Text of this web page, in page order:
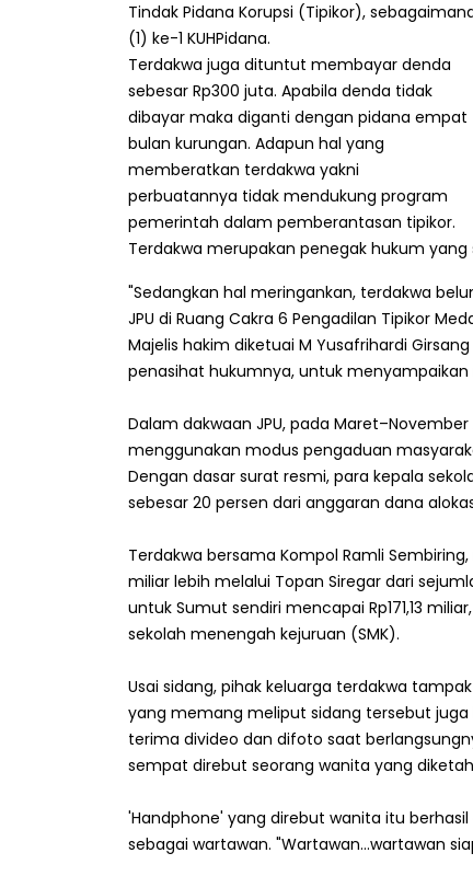
Tindak Pidana Korupsi (Tipikor),
(1) ke-1 KUHPidana.
Terdakwa juga dituntut membayar denda
sebesar Rp300 juta. Apabila denda tidak
dibayar maka diganti dengan pidana empat
bulan kurungan. Adapun hal yang
memberatkan terdakwa yakni
perbuatannya tidak mendukung program
pemerintah dalam pemberantasan tipikor.
Terdakwa merupakan penegak hukum
"Sedangkan hal meringankan, terdakwa
JPU di Ruang Cakra 6 Pengadilan Tipikor
Majelis hakim diketuai M Yusafrihardi
penasihat hukumnya, untuk
Dalam dakwaan JPU, pada
menggunakan modus pengaduan
Dengan dasar surat resmi, para kepala
sebesar 20 persen dari anggaran dana
Terdakwa bersama Kompol Ramli
miliar lebih melalui Topan Siregar dari
untuk Sumut sendiri mencapai Rp171,13
sekolah menengah kejuruan (SMK).
Usai sidang, pihak keluarga terdakwa
yang memang meliput sidang tersebut
terima divideo dan difoto saat
sempat direbut seorang wanita yang
'Handphone' yang direbut wanita itu
sebagai wartawan. "Wartawan...wartawan